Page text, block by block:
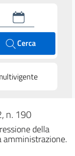
Cerca
n. 190
della
amministrazione.